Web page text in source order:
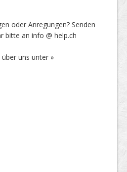
oder Anregungen? Senden
bitte an info @ help.ch
uns unter »